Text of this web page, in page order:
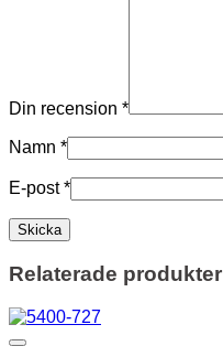
Din recension *
Namn *
E-post*
Relaterade produkter